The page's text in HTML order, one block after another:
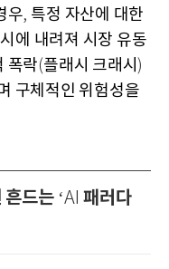
우, 특정 자산에 대한
에 내려져 시장 유동
폭락(플래시 크래시 )
구체적인 위험성을
드는 ‘AI 패러다